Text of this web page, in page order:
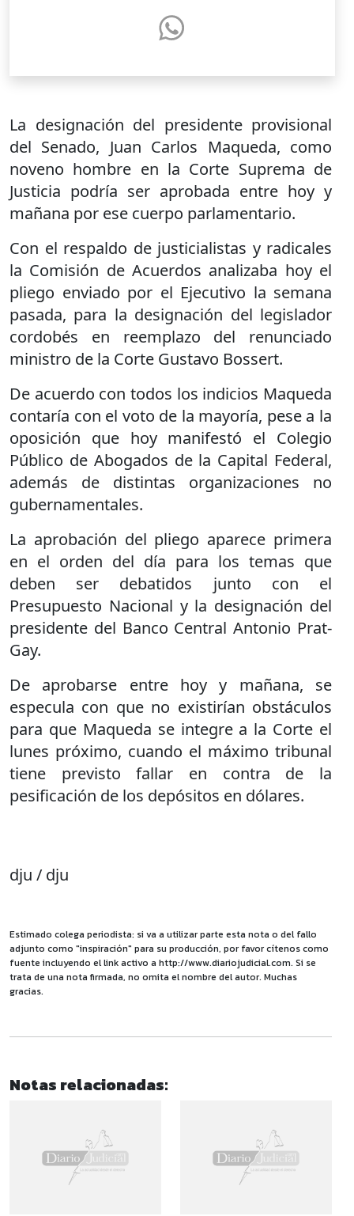
La designación del presidente provisional
del Senado, Juan Carlos Maqueda, como
noveno hombre en la Corte Suprema de
Justicia podría ser aprobada entre hoy y
mañana por ese cuerpo parlamentario.
Con el respaldo de justicialistas y radicales
la Comisión de Acuerdos analizaba hoy el
pliego enviado por el Ejecutivo la semana
pasada, para la designación del legislador
cordobés en reemplazo del renunciado
ministro de la Corte Gustavo Bossert.
De acuerdo con todos los indicios Maqueda
contaría con el voto de la mayoría, pese a la
oposición que hoy manifestó el Colegio
Público de Abogados de la Capital Federal,
además de distintas organizaciones no
gubernamentales.
La aprobación del pliego aparece primera
en el orden del día para los temas que
deben ser debatidos junto con el
Presupuesto Nacional y la designación del
presidente del Banco Central Antonio Prat-
Gay.
De aprobarse entre hoy y mañana, se
especula con que no existirían obstáculos
para que Maqueda se integre a la Corte el
lunes próximo, cuando el máximo tribunal
tiene previsto fallar en contra de la
pesificación de los depósitos en dólares.
dju / dju
Estimado colega periodista: si va a utilizar parte esta nota o del fallo
adjunto como "inspiración" para su producción, por favor cítenos como
fuente incluyendo el link activo a http://www.diariojudicial.com. Si se
trata de una nota firmada, no omita el nombre del autor. Muchas
gracias.
Notas relacionadas: